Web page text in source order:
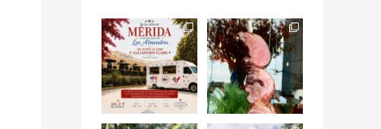
Siempre me mueven
las causas y comer
con causa es...
12 0
Fuimos a celebrar a
mis dos #mamás
más cercanas mi...
17 0